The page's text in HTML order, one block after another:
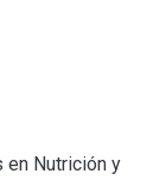
en Nutrición y